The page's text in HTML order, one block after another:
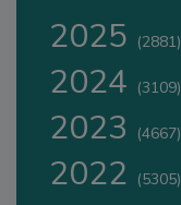
2025 (2881)
2024 (3109)
2023 (4667)
2022 (5305)